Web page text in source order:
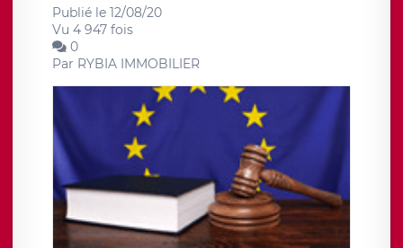
Publié le 12/08/20
Vu 4 947 fois
0
Par RYBIA IMMOBILIER